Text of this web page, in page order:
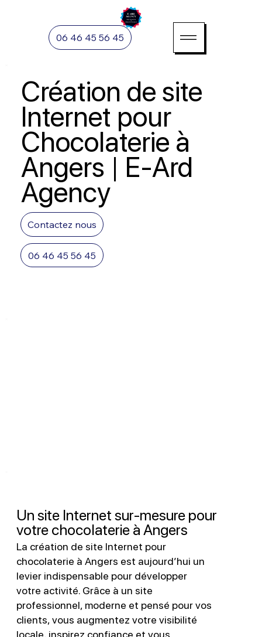
06 46 45 56 45
Un site Internet sur-mesure pour
votre chocolaterie à Angers
La création de site Internet pour
chocolaterie à Angers est aujourd’hui un
levier indispensable pour développer
votre activité. Grâce à un site
professionnel, moderne et pensé pour vos
clients, vous augmentez votre visibilité
Création de site
Internet pour
Chocolaterie à
Angers | E-Ard
Agency
Contactez nous
06 46 45 56 45